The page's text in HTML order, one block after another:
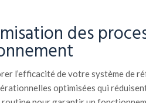
des
l’efficacité de votre système de
optimisées qui